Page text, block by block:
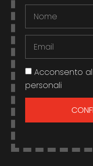
Acconsento
personali